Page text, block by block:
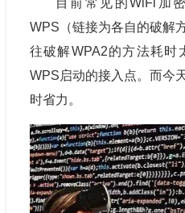
WPS（链接为各自的破解
往破解WPA2的方法耗时
WPS启动的接入点。而今
时省力。